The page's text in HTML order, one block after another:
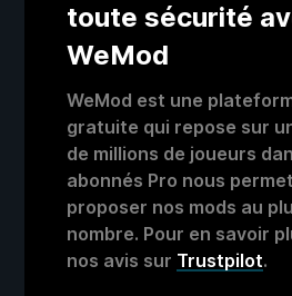
toute sécurité
WeMod
WeMod est une
gratuite qui repose sur
de millions de joueurs
abonnés Pro nous
proposer nos mods au
nombre. Pour en savoir
nos avis sur Trustpilot.